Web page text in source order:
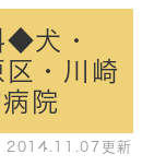
犬・
・川崎
院
2014.11.07更新